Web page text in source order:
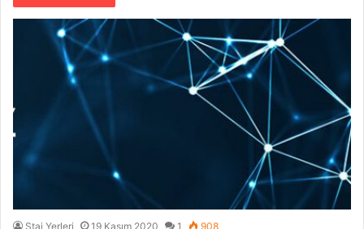
Staj Yerleri 19 Kasım 2020 1 908